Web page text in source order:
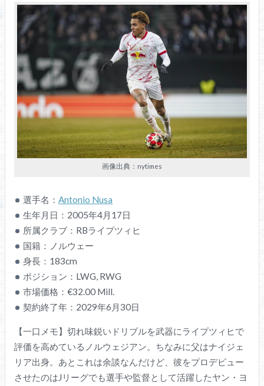
画像出典：nytimes
選手名：Antonio Nusa
生年月日：2005年4月17日
所属クラブ：RBライプツィヒ
国籍：ノルウェー
身長：183cm
ポジション：LWG, RWG
市場価格：€32.00 Mill.
契約終了年：2029年6月30日
【一口メモ】切れ味鋭いドリブルを武器にライプツィヒで
評価を高めているノルウェジアン。ちなみに父はナイジェ
リア出身。あとこれは余談なんだけど、彼をプロデビュー
させたのはJリーグでも選手や監督として活躍したヤン・ヨ